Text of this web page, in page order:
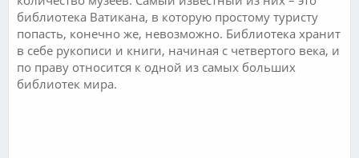
библиотека Ватикана, в которую простому туристу
попасть, конечно же, невозможно. Библиотека хранит
в себе рукописи и книги, начиная с четвертого века, и
по праву относится к одной из самых больших
библиотек мира.